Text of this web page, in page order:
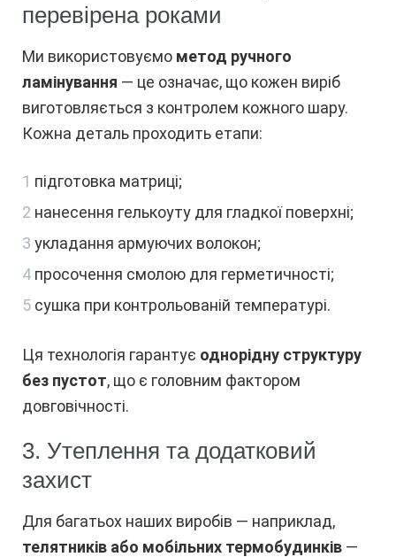
перевірена роками
Ми використовуємо метод ручного
ламінування — це означає, що кожен виріб
виготовляється з контролем кожного шару.
Кожна деталь проходить етапи:
підготовка матриці;
нанесення гелькоуту для гладкої поверхні;
укладання армуючих волокон;
просочення смолою для герметичності;
сушка при контрольованій температурі.
Ця технологія гарантує однорідну структуру
без пустот, що є головним фактором
довговічності.
3. Утеплення та додатковий
захист
Для багатьох наших виробів — наприклад,
телятників або мобільних термобудинків —